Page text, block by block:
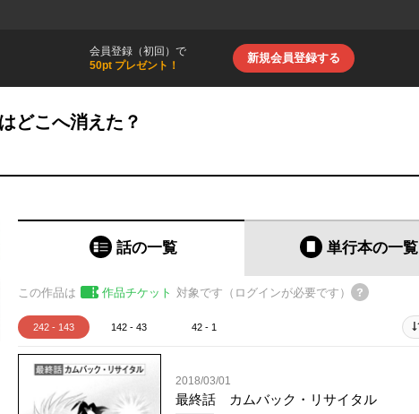
会員登録（初回）で
50pt プレゼント！
新規会員登録する
どこへ消えた？
話の一覧 単行本の一覧
この作品は 作品チケット 対象です（ログインが必要です）
242 - 143 142 - 43 42 - 1
2018/03/01
最終話 カムバック・リサイタル